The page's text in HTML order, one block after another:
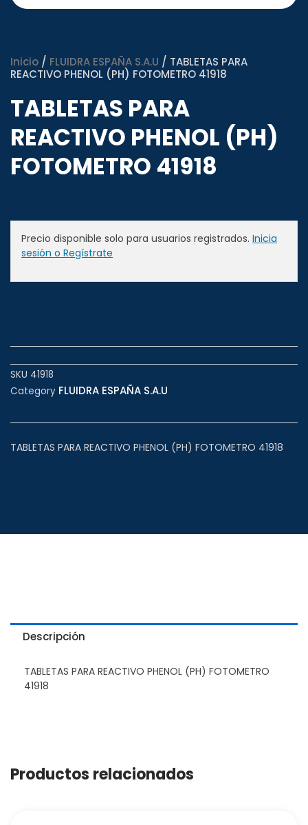
Inicio / FLUIDRA ESPAÑA S.A.U / TABLETAS PARA
REACTIVO PHENOL (PH) FOTOMETRO 41918
TABLETAS PARA
REACTIVO PHENOL (PH)
FOTOMETRO 41918
Precio disponible solo para usuarios registrados. Inicia
sesión o Regístrate
SKU 41918
Category FLUIDRA ESPAÑA S.A.U
TABLETAS PARA REACTIVO PHENOL (PH) FOTOMETRO 41918
Descripción
TABLETAS PARA REACTIVO PHENOL (PH) FOTOMETRO
41918
Productos relacionados